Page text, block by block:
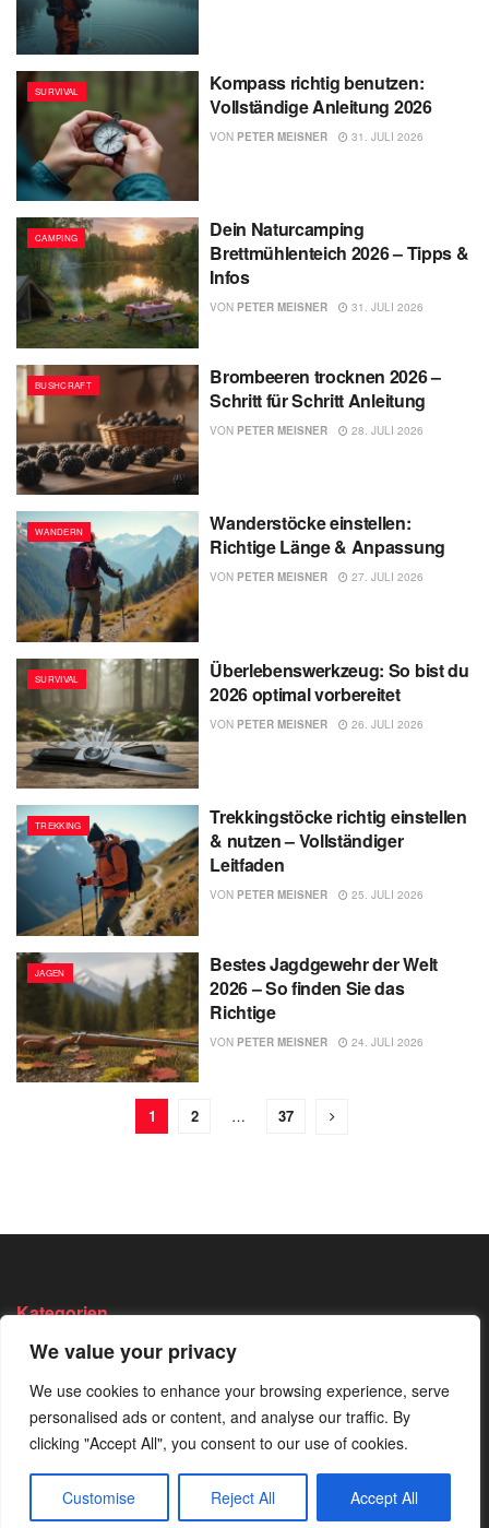
We value your privacy
We use cookies to enhance your browsing experience, serve
personalised ads or content, and analyse our traffic. By
clicking "Accept All", you consent to our use of cookies.
Customise Reject All Accept All
SURVIVAL
Kompass richtig benutzen:
Vollständige Anleitung 2026
VON PETER MEISNER 31. JULI 2026
CAMPING
Dein Naturcamping
Brettmühlenteich 2026 – Tipps &
Infos
VON PETER MEISNER 31. JULI 2026
BUSHCRAFT
Brombeeren trocknen 2026 –
Schritt für Schritt Anleitung
VON PETER MEISNER 28. JULI 2026
WANDERN
Wanderstöcke einstellen:
Richtige Länge & Anpassung
VON PETER MEISNER 27. JULI 2026
SURVIVAL
Überlebenswerkzeug: So bist du
2026 optimal vorbereitet
VON PETER MEISNER 26. JULI 2026
TREKKING
Trekkingstöcke richtig einstellen
& nutzen – Vollständiger
Leitfaden
VON PETER MEISNER 25. JULI 2026
JAGEN
Bestes Jagdgewehr der Welt
2026 – So finden Sie das
Richtige
VON PETER MEISNER 24. JULI 2026
1 2 … 37
Kategorien
Angeln
Bushcraft
Camping
Jagen
Survival
Trekking
Von Der
Redaktion
Wissen